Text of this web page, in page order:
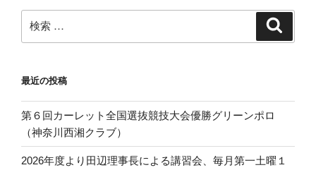
検
索:
最近の投稿
第６回カーレット全国選抜競技大会優勝グリーンポロ
（神奈川西湘クラブ）
2026年度より田辺理事長による講習会、毎月第一土曜１